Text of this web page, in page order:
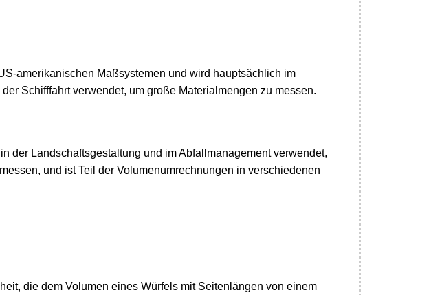
amerikanischen Maßsystemen und wird hauptsächlich im
Schifffahrt verwendet, um große Materialmengen zu messen.
der Landschaftsgestaltung und im Abfallmanagement verwendet,
und ist Teil der Volumenumrechnungen in verschiedenen
die dem Volumen eines Würfels mit Seitenlängen von einem